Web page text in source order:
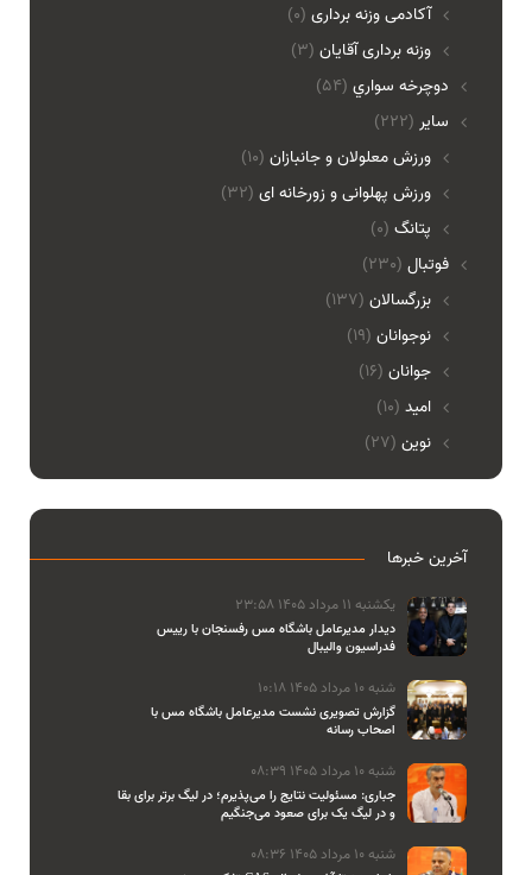
آکادمی وزنه برداری (0)
وزنه برداری آقایان (3)
(54) دوچرخه سواري
(222) ساير
ورزش معلولان و جانبازان (10)
ورزش پهلوانی و زورخانه ای (32)
پتانگ (0)
(230) فوتبال
بزرگسالان (137)
نوجوانان (19)
جوانان (16)
امید (10)
نوین (27)
آخرین خبرها
یکشنبه 11 مرداد 1405 23:58
دیدار مدیرعامل باشگاه مس رفسنجان با رییس
فدراسیون والیبال
شنبه 10 مرداد 1405 10:18
گزارش تصویری نشست مدیرعامل باشگاه مس با
اصحاب رسانه
شنبه 10 مرداد 1405 08:39
جباری: مسئولیت نتایج را می‌پذیرم؛ در لیگ برتر برای بقا
و در لیگ یک برای صعود می‌جنگیم
شنبه 10 مرداد 1405 08:36